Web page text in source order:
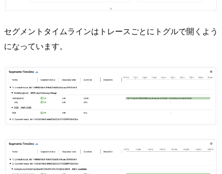
セグメントタイムラインはトレースごとにトグルで開くよう
になっています。